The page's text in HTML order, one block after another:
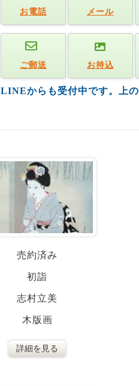
お電話 メール
ご郵送 お持込
LINEからも受付中です。上
売約済み
初詣
志村立美
木版画
詳細を見る